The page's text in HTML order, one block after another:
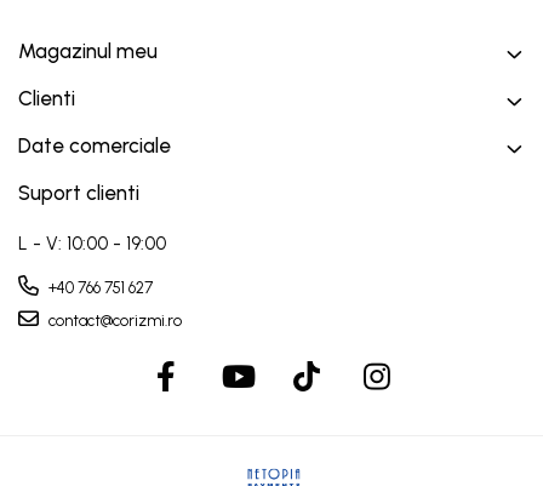
Magazinul meu
Clienti
Date comerciale
Suport clienti
L - V: 10:00 - 19:00
+40 766 751 627
contact@corizmi.ro